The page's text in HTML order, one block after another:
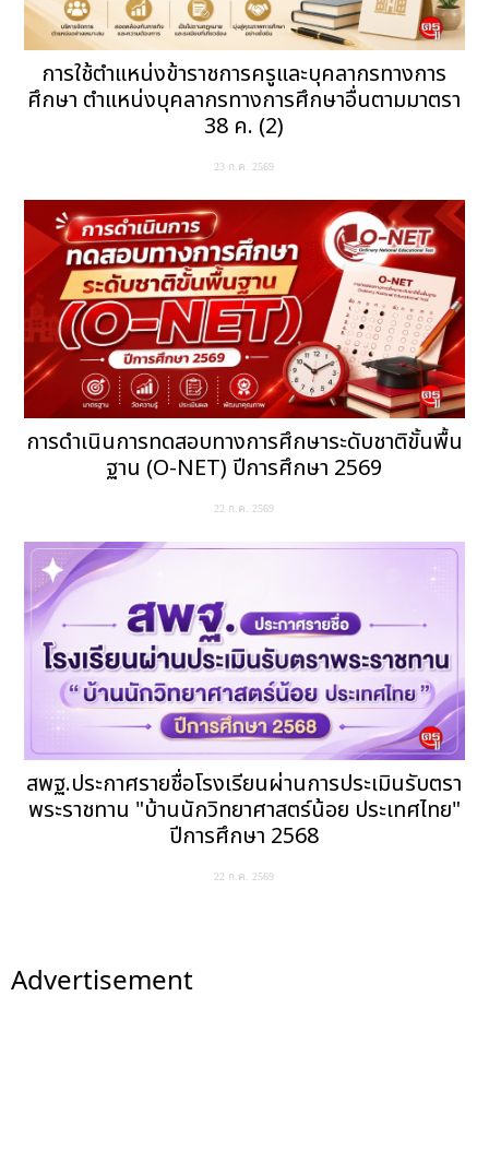
การใช้ตำแหน่งข้าราชการครูและบุคลากรทางการ
ศึกษา ตำแหน่งบุคลากรทางการศึกษาอื่นตามมาตรา
38 ค. (2)
23 ก.ค. 2569
การดำเนินการทดสอบทางการศึกษาระดับชาติขั้นพื้น
ฐาน (O-NET) ปีการศึกษา 2569
22 ก.ค. 2569
สพฐ.ประกาศรายชื่อโรงเรียนผ่านการประเมินรับตรา
พระราชทาน "บ้านนักวิทยาศาสตร์น้อย ประเทศไทย"
ปีการศึกษา 2568
22 ก.ค. 2569
Advertisement